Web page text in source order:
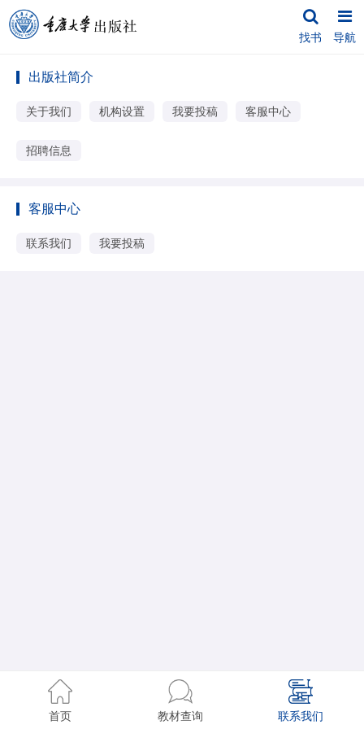
找书 导航
出版社简介
关于我们 机构设置 我要投稿 客服中心
招聘信息
客服中心
联系我们 我要投稿
首页 教材查询 联系我们